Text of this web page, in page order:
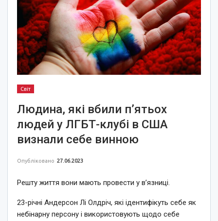
Світ
Людина, які вбили п’ятьох
людей у ЛГБТ-клубі в США
визнали себе винною
Опубліковано 27.06.2023
Решту життя вони мають провести у в’язниці.
23-річні Андерсон Лі Олдріч, які ідентифікуть себе як
небінарну персону і використовують щодо себе